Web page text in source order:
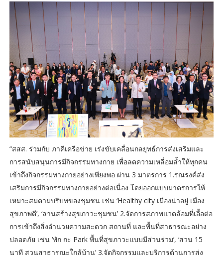
“สสส. ร่วมกับ ภาคีเครือข่าย เร่งขับเคลื่อนกลยุทธ์การส่งเสริมและ
การสนับสนุนการมีกิจกรรมทางกาย เพื่อลดความเหลื่อมล้ำให้ทุกคน
เข้าถึงกิจกรรมทางกายอย่างเพียงพอ ผ่าน 3 มาตรการ 1.รณรงค์ส่ง
เสริมการมีกิจกรรมทางกายอย่างต่อเนื่อง โดยออกแบบมาตรการให้
เหมาะสมตามบริบทของชุมชน เช่น ‘Healthy city เมืองน่าอยู่ เมือง
สุขภาพดี’, ‘ลานสร้างสุขภาวะชุมชน’ 2.จัดการสภาพแวดล้อมที่เอื้อต่อ
การเข้าถึงสิ่งอำนวยความสะดวก สถานที่ และพื้นที่สาธารณะอย่าง
ปลอดภัย เช่น ‘พัก กะ Park พื้นที่สุขภาวะแบบมีส่วนร่วม’, ‘สวน 15
นาที สวนสาธารณะใกล้บ้าน’ 3.จัดกิจกรรมและบริการด้านการส่ง